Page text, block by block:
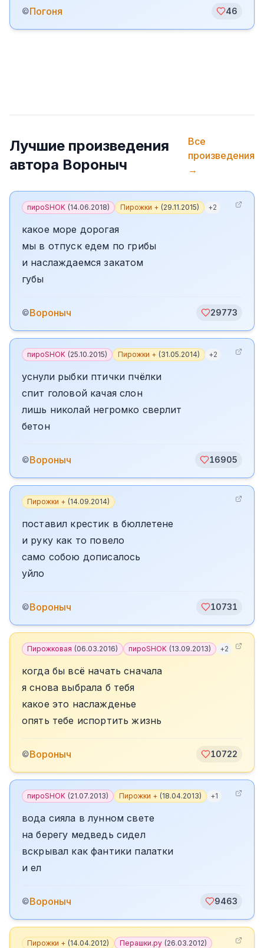
©Погоня 46
Лучшие произведения
автора Вороныч
Все
произведения
→
пироSHOK (14.06.2018) Пирожки + (29.11.2015) +2
какое море дорогая
мы в отпуск едем по грибы
и наслаждаемся закатом
губы
©Вороныч 29773
пироSHOK (25.10.2015) Пирожки + (31.05.2014) +2
уснули рыбки птички пчёлки
спит головой качая слон
лишь николай негромко сверлит
бетон
©Вороныч 16905
Пирожки + (14.09.2014)
поставил крестик в бюллетене
и руку как то повело
само собою дописалось
уйло
©Вороныч 10731
Пирожковая (06.03.2016) пироSHOK (13.09.2013) +2
когда бы всё начать сначала
я снова выбрала б тебя
какое это наслажденье
опять тебе испортить жизнь
©Вороныч 10722
пироSHOK (21.07.2013) Пирожки + (18.04.2013) +1
вода сияла в лунном свете
на берегу медведь сидел
вскрывал как фантики палатки
и ел
©Вороныч 9463
Пирожки + (14.04.2012) Перашки.ру (26.03.2012)